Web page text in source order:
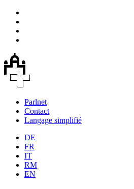
Parlnet
Contact
Langage simplifié
DE
FR
IT
RM
EN